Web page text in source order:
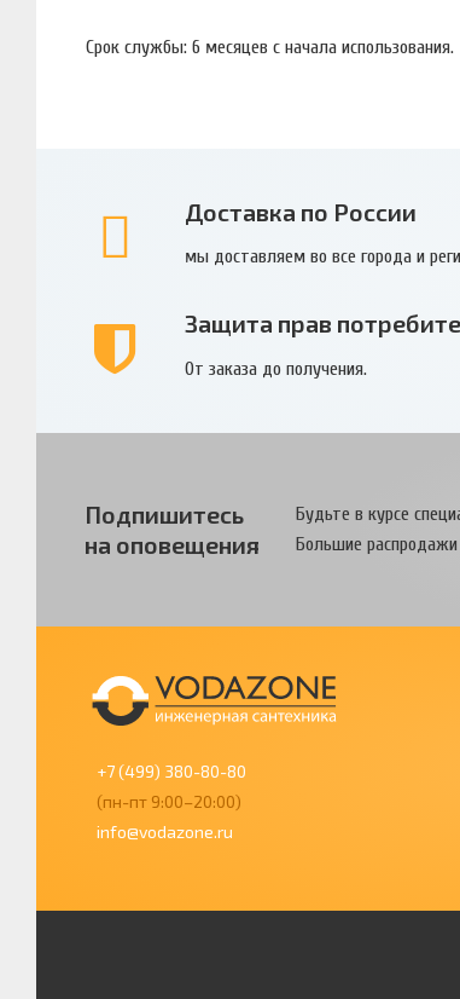
Срок службы: 6 месяцев с начала использования.
Доставка по России
мы доставляем во все города и
Защита прав
От заказа до получения.
Подпишитесь
на оповещения
Будьте в курсе
Большие
+7 (499) 380-80-80
(пн-пт 9:00–20:00)
info@vodazone.ru